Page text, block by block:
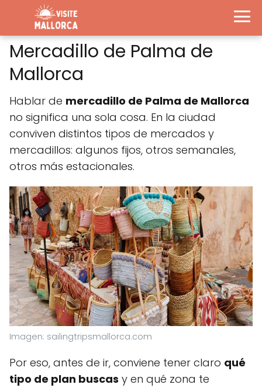
Mercadillo de Palma de
Mallorca
Hablar de mercadillo de Palma de Mallorca
no significa una sola cosa. En la ciudad
conviven distintos tipos de mercados y
mercadillos: algunos fijos, otros semanales,
otros más estacionales.
Imagen: sailingtripsmallorca.com
Por eso, antes de ir, conviene tener claro qué
tipo de plan buscas y en qué zona te